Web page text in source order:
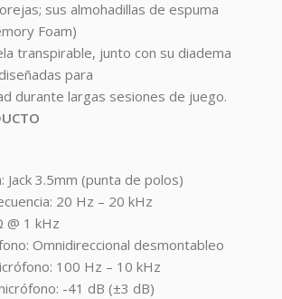
sus almohadillas de espuma
Foam)
transpirable, junto con su diadema
para
durante largas sesiones de juego.
Jack 3.5mm (punta de polos)
20 Hz – 20 kHz
@ 1 kHz
Omnidireccional desmontableo
100 Hz – 10 kHz
-41 dB (±3 dB)